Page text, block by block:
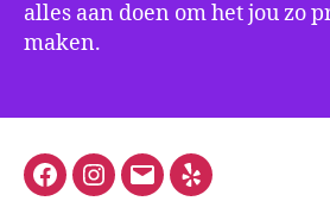
alles aan doen om het jou zo
maken.
FacebookInstagram
E-
Yelp